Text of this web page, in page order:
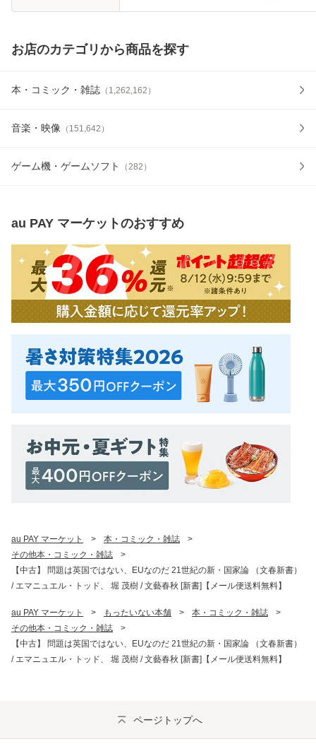
お店のカテゴリから商品を探す
本・コミック・雑誌 （ 1,262,162 ）
音楽・映像 （ 151,642 ）
ゲーム機・ゲームソフト （282 ）
au PAY マーケットのおすすめ
au PAY マーケット > 本・コミック・雑誌
>
その他本・コミック・雑誌
>
【中古】 問題は英国ではない、EUなのだ 21世紀の新・国家論 （文春新書）
/ エマニュエル・トッド、 堀 茂樹 / 文藝春秋 [新書]【メール便送料無料】
au PAY マーケット > もったいない本舗 > 本・コミック・雑誌
>
その他本・コミック・雑誌
>
【中古】 問題は英国ではない、EUなのだ 21世紀の新・国家論 （文春新書）
/ エマニュエル・トッド、 堀 茂樹 / 文藝春秋 [新書]【メール便送料無料】
ページトップへ